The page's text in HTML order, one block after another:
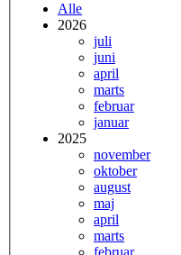
Alle
2026
juli
juni
april
marts
februar
januar
2025
november
oktober
august
maj
april
marts